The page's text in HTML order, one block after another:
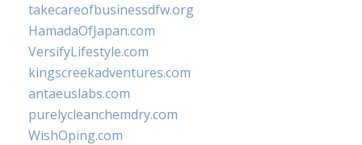
takecareofbusinessdfw.org
HamadaOfJapan.com
VersifyLifestyle.com
kingscreekadventures.com
antaeuslabs.com
purelycleanchemdry.com
WishOping.com